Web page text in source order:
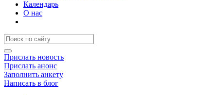
Календарь
О нас
Прислать новость
Прислать анонс
Заполнить анкету
Написать в блог